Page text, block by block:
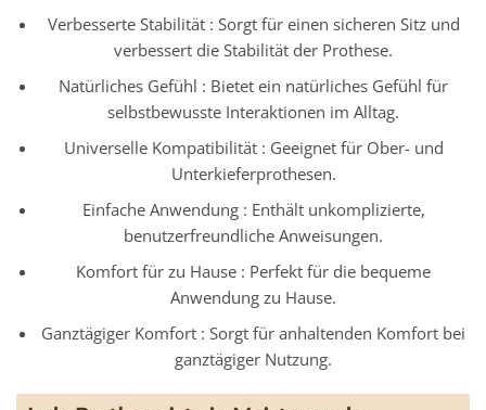
Verbesserte Stabilität : Sorgt für einen sicheren Sitz und
verbessert die Stabilität der Prothese.
Natürliches Gefühl : Bietet ein natürliches Gefühl für
selbstbewusste Interaktionen im Alltag.
Universelle Kompatibilität : Geeignet für Ober- und
Unterkieferprothesen.
Einfache Anwendung : Enthält unkomplizierte,
benutzerfreundliche Anweisungen.
Komfort für zu Hause : Perfekt für die bequeme
Anwendung zu Hause.
Ganztägiger Komfort : Sorgt für anhaltenden Komfort bei
ganztägiger Nutzung.